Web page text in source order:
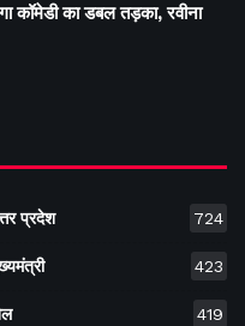
कॉमेडी का डबल तड़का, रवीना
प्रदेश 724
423
419